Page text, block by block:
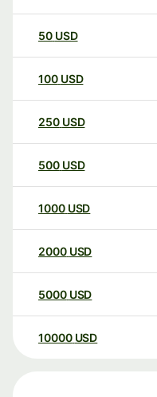
50 USD
100 USD
250 USD
500 USD
1000 USD
2000 USD
5000 USD
10000 USD